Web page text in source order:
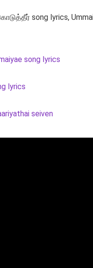
song lyrics,
song lyrics
lyrics
seiven